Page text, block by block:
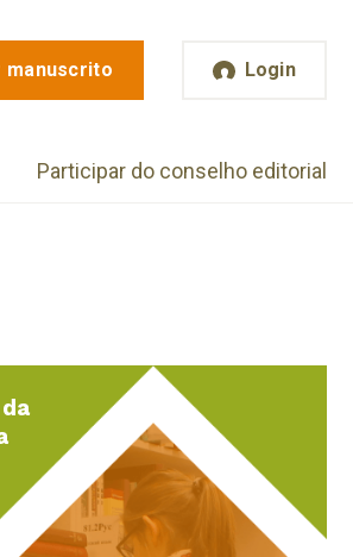
manuscrito Login
Participar do conselho editorial